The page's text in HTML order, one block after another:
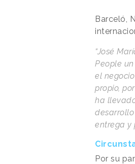
Barceló,
“José
People
el
propio,
ha
desarrollo
entrega y
Por su